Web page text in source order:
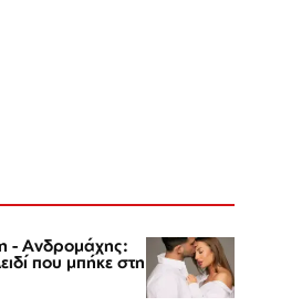
- Ανδρομάχης:
που μπήκε στη